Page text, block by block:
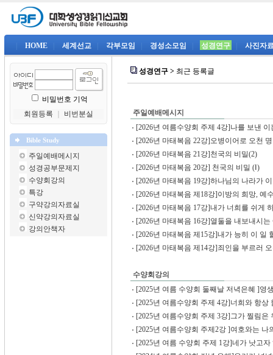
HOME 세계선교 각부모임 경성소모임 성경연구 사진자
비밀번호 기억
회원등록
비번분실
Bible Study
주일예배메시지
성경공부문제지
수양회강의
특강
구약강의자료실
신약강의자료실
강의안책자
성경연구 > 최근 등록글
주일예배메시지
[2026년 여름수양회 주제 4강]나를 보낸 이
[2026년 마태복음 22강]오병이어로 오천
[2026년 마태복음 21강]천국의 비밀(2)
[2026년 마태복음 20강] 천국의 비밀 (Ⅰ)
[2026년 마태복음 19강]하나님의 나라가
[2026년 마태복음 제18강]이방의 희망, 예
[2026년 마태복음 17강]내가 너희를 쉬게
[2026년 마태복음 16강]열둘을 내보내시는
[2026년 마태복음 제15강]내가 능히 이 일
[2026년 마태복음 제14강]죄인을 부르러
수양회강의
[2025년 여름 수양회 둘째날 저녁은혜 ]영
[2025년 여름수양회 주제 4강]너희와 항상
[2025년 여름수양회 주제 3강]그가 찔림은
[2025년 여름수양회 주제2강 ]여호와는 나
[2025년 여름 수양회 주제 1강]네가 낫고자